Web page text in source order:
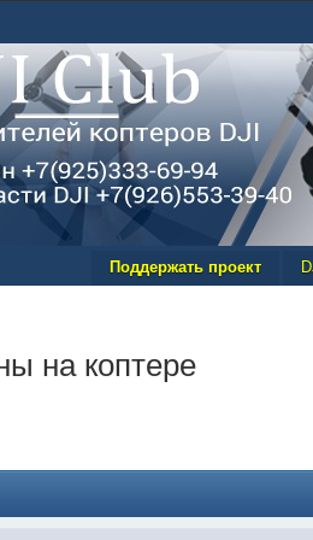
Поддержать проект
на коптере